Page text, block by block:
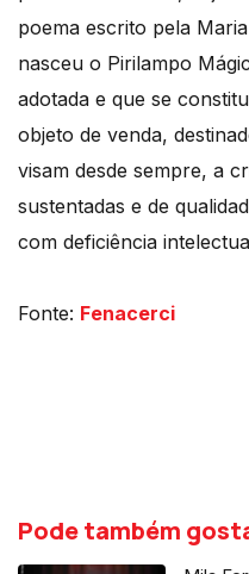
poema escrito pela
nasceu o Pirilampo
adotada e que se
objeto de venda,
visam desde sempre, a
sustentadas e de
com deficiência
Fonte: Fenacerci
Pode também